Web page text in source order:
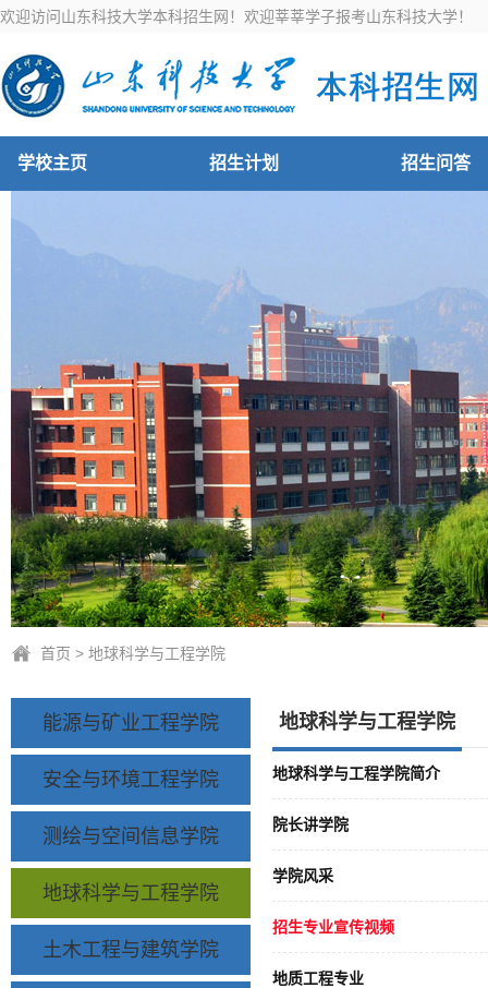
欢迎访问山东科技大学本科招生网！欢迎莘莘学子报考山东科技大学！
学校主页 招生计划 招生问答
首页 > 地球科学与工程学院
能源与矿业工程学院
安全与环境工程学院
测绘与空间信息学院
地球科学与工程学院
土木工程与建筑学院
地球科学与工程学院
地球科学与工程学院简介
院长讲学院
学院风采
招生专业宣传视频
地质工程专业